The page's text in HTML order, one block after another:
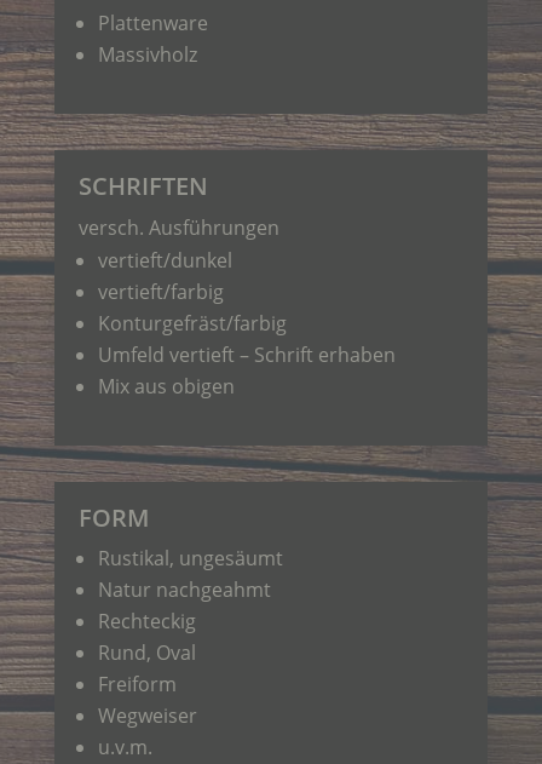
Plattenware
Massivholz
SCHRIFTEN
versch. Ausführungen
vertieft/dunkel
vertieft/farbig
Konturgefräst/farbig
Umfeld vertieft – Schrift erhaben
Mix aus obigen
FORM
Rustikal, ungesäumt
Natur nachgeahmt
Rechteckig
Rund, Oval
Freiform
Wegweiser
u.v.m.